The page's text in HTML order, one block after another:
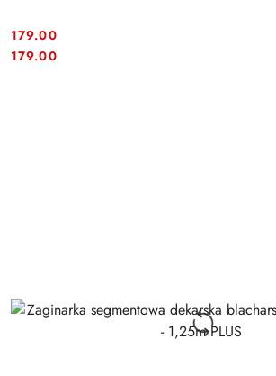
Cena:
179.00
Cena:
179.00